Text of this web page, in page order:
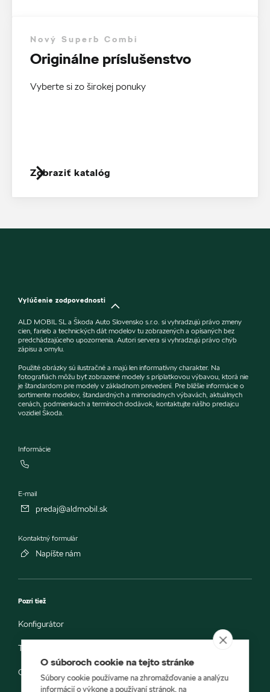
Nový Superb Combi
Originálne príslušenstvo
Vyberte si zo širokej ponuky
Zobraziť katalóg
Vylúčenie zodpovednosti
ALD MOBIL SL a Škoda Auto Slovensko s.r.o. si vyhradzujú právo zmeny
cien, farieb a technických dát modelov tu zobrazených a opísaných bez
predchádzajúceho upozornenia. Autori servera si vyhradzujú právo chýb
zápisu a omylu.
Použité obrázky sú ilustračné a majú len informatívny charakter. Na
fotografiách môžu byť zobrazené modely s príplatkovou výbavou, ktorá nie
je štandardom pre modely v základnom prevedení. Pre bližšie informácie o
sortimente modelov, štandardných a mimoriadnych výbavách, aktuálnych
cenách, podmienkach a termínoch dodávok, kontaktujte nášho predajcu
vozidiel Škoda.
Informácie
E-mail
predaj@aldmobil.sk
Kontaktný formulár
Napíšte nám
Pozri tiež
Konfigurátor
Testovacia jazda
Objednávka do servisu
O súboroch cookie na tejto stránke
Súbory cookie používame na zhromažďovanie a analýzu
informácií o výkone a používaní stránok, na